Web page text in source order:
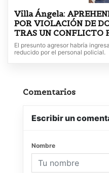
Villa Ángela:
POR VIOLACIÓN DE
TRAS UN CONFLICTO
El presunto agresor habría
reducido por el personal policial.
Comentarios
Escribir un
Nombre